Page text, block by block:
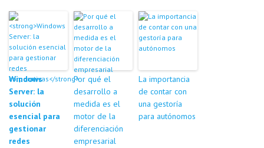
Windows
Server: la
solución
esencial para
gestionar
redes
Por qué el
desarrollo a
medida es el
motor de la
diferenciación
empresarial
La importancia
de contar con
una gestoría
para autónomos